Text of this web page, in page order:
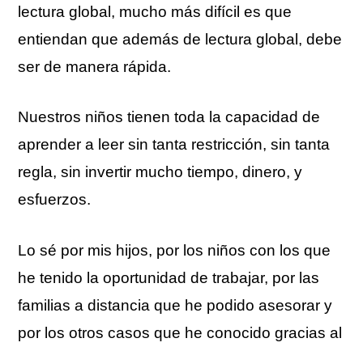
lectura global, mucho más difícil es que
entiendan que además de lectura global, debe
ser de manera rápida.
Nuestros niños tienen toda la capacidad de
aprender a leer sin tanta restricción, sin tanta
regla, sin invertir mucho tiempo, dinero, y
esfuerzos.
Lo sé por mis hijos, por los niños con los que
he tenido la oportunidad de trabajar, por las
familias a distancia que he podido asesorar y
por los otros casos que he conocido gracias al